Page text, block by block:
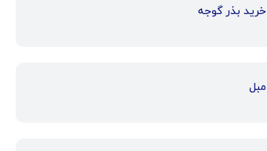
خرید بذر گوجه
مبل